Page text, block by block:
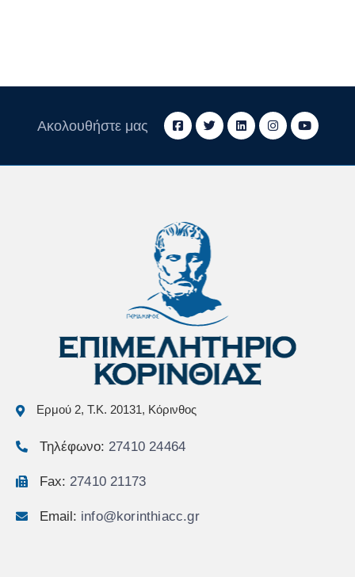
Ακολουθήστε μας
Ερμού 2, Τ.Κ. 20131, Κόρινθος
Τηλέφωνο: 27410 24464
Fax: 27410 21173
Email: info@korinthiacc.gr